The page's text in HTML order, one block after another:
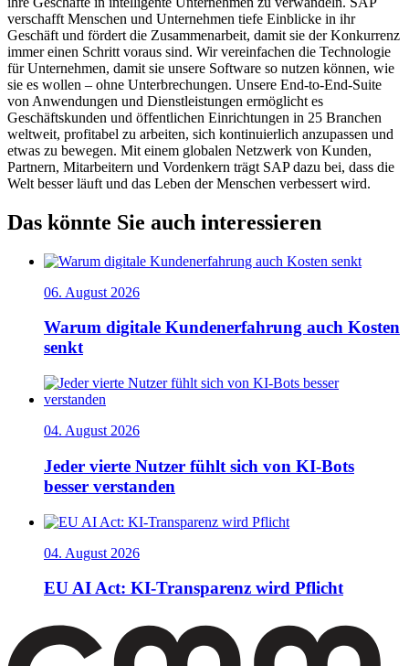
verschafft Menschen und Unternehmen tiefe Einblicke in ihr
Geschäft und fördert die Zusammenarbeit, damit sie der Konkurrenz
immer einen Schritt voraus sind. Wir vereinfachen die Technologie
für Unternehmen, damit sie unsere Software so nutzen können, wie
sie es wollen – ohne Unterbrechungen. Unsere End-to-End-Suite
von Anwendungen und Dienstleistungen ermöglicht es
Geschäftskunden und öffentlichen Einrichtungen in 25 Branchen
weltweit, profitabel zu arbeiten, sich kontinuierlich anzupassen und
etwas zu bewegen. Mit einem globalen Netzwerk von Kunden,
Partnern, Mitarbeitern und Vordenkern trägt SAP dazu bei, dass die
Welt besser läuft und das Leben der Menschen verbessert wird.
Das könnte Sie auch interessieren
06. August 2026
Warum digitale Kundenerfahrung auch Kosten
senkt
04. August 2026
Jeder vierte Nutzer fühlt sich von KI-Bots
besser verstanden
04. August 2026
EU AI Act: KI-Transparenz wird Pflicht